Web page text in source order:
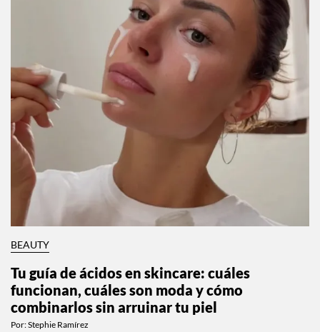
BEAUTY
Tu guía de ácidos en skincare: cuáles
funcionan, cuáles son moda y cómo
combinarlos sin arruinar tu piel
Por:Stephie Ramírez